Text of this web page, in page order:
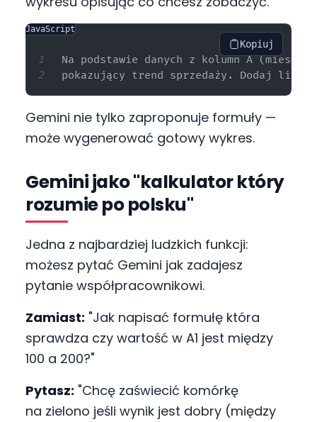
JavaScript
Kopiuj
Na podstawie danych z kolumn A
Gemini nie tylko zaproponuje formuły —
może wygenerować gotowy wykres.
Gemini jako "kalkulator który
rozumie po polsku"
Jedna z najbardziej ludzkich funkcji:
możesz pytać Gemini jak zadajesz
pytanie współpracownikowi.
Zamiast: "Jak napisać formułę która
sprawdza czy wartość w A1 jest między
100 a 200?"
Pytasz: "Chcę zaświecić komórkę
na zielono jeśli wynik jest dobry (między